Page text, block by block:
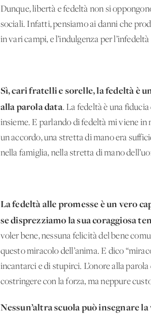
Dunque, libertà e fedeltà non si
sociali. Infatti, pensiamo ai danni che
in vari campi, e l’indulgenza per
Sì, cari fratelli e sorelle, la fedeltà è
alla parola data. La fedeltà è una
insieme. E parlando di fedeltà mi viene
un accordo, una stretta di mano era
nella famiglia, nella stretta di mano
La fedeltà alle promesse è un vero
se disprezziamo la sua coraggiosa
voler bene, nessuna felicità del bene
questo miracolo dell’anima. E dico
incantarci e di stupirci. L’onore alla
costringere con la forza, ma neppure
Nessun’altra scuola può insegnare